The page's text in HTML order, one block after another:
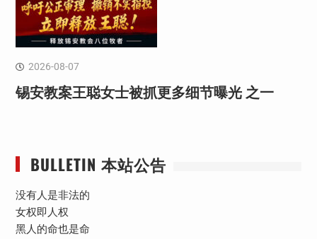
2026-08-07
锡安教案王聪女士被抓更多细节曝光 之一
BULLETIN 本站公告
没有人是非法的
女权即人权
黑人的命也是命